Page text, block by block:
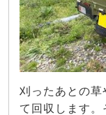
刈ったあとの草
て回収します。